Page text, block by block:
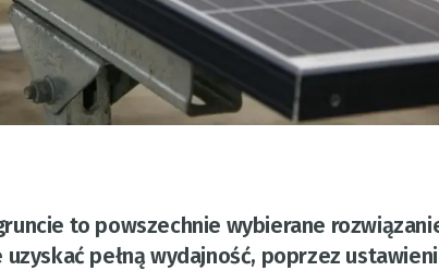
to powszechnie wybierane
pełną wydajność, poprzez